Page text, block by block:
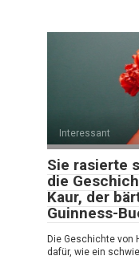
Interessant
Sie rasierte
die
Kaur, der
Guinness-
Die Geschichte von
dafür, wie ein